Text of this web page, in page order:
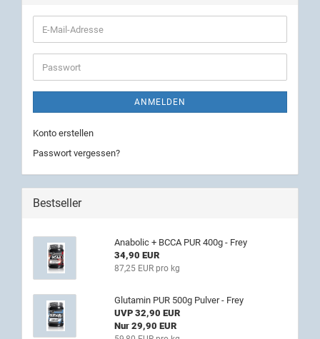
ANMELDEN
Konto erstellen
Passwort vergessen?
Bestseller
Anabolic + BCCA PUR 400g - Frey
34,90 EUR
87,25 EUR pro kg
Glutamin PUR 500g Pulver - Frey
UVP 32,90 EUR
Nur 29,90 EUR